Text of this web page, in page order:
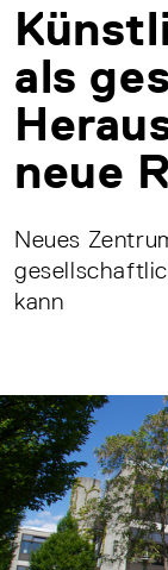
als
neue
Neues
kann